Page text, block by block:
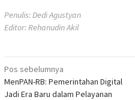
Penulis: Dedi Agustyan
Editor: Rehanudin Akil
Navigasi
pos
Pos sebelumnya
MenPAN-RB: Pemerintahan Digital
Jadi Era Baru dalam Pelayanan